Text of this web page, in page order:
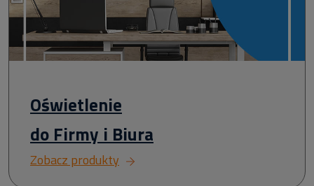
Oświetlenie
do Firmy i Biura
Zobacz produkty